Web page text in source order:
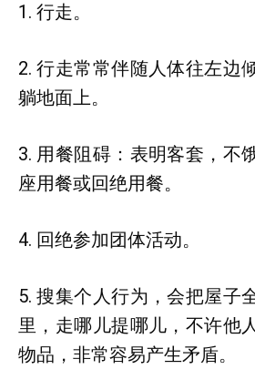
1. 行走。
2. 行走常常伴随人体往左边
躺地面上。
3. 用餐阻碍：表明客套，不
座用餐或回绝用餐。
4. 回绝参加团体活动。
5. 搜集个人行为，会把屋子
里，走哪儿提哪儿，不许他
物品，非常容易产生矛盾。